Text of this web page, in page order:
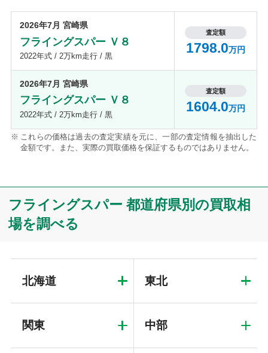
2026年7月 宮崎県
フライングスパー Ｖ８
2022年式 / 2万km走行 / 黒
査定額
1798.0万円
2026年7月 宮崎県
フライングスパー Ｖ８
2022年式 / 2万km走行 / 黒
査定額
1604.0万円
これらの価格は過去の査定実績を元に、一部の査定情報を抽出した
金額です。また、実際の買取価格を保証するものではありません。
フライングスパー 都道府県別の買取相
場を調べる
北海道 東北
関東 中部